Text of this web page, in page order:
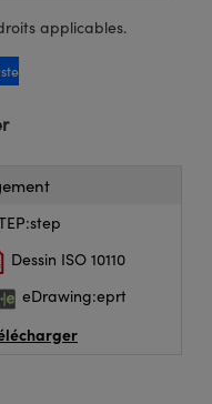
applicables.
Dessin ISO 10110
eDrawing:eprt